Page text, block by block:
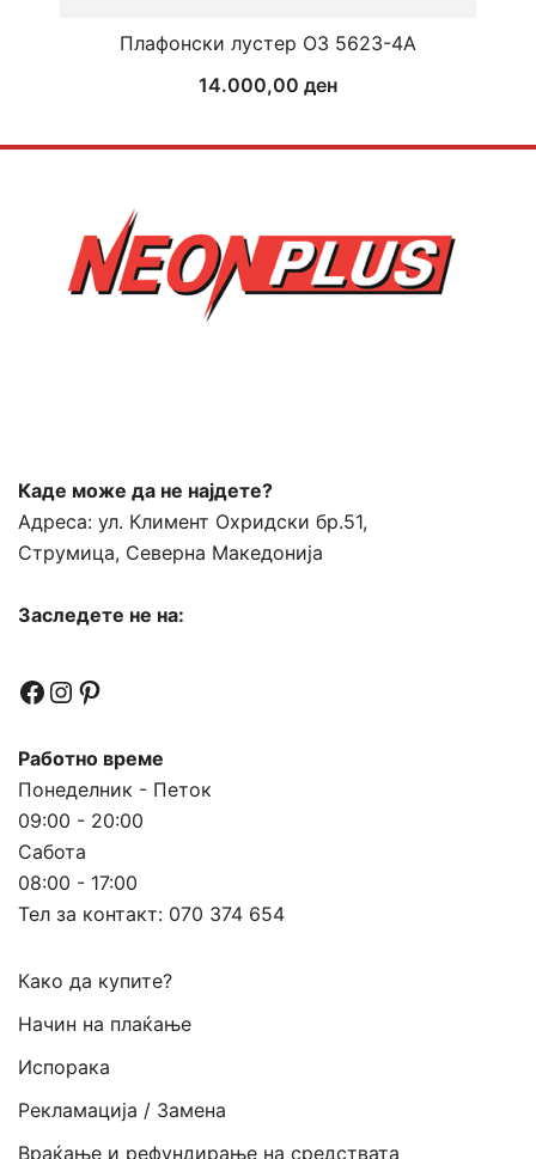
Плафонски лустер ОЗ 5623-4А
14.000,00 ден
Каде може да не најдете?
Адреса: ул. Климент Охридски бр.51,
Струмица, Северна Македонија
Заследете не на:
Facebook
Instagram
Pinterest
Работно време
Понеделник - Петок
09:00 - 20:00
Сабота
08:00 - 17:00
Тел за контакт: 070 374 654
Како да купите?
Начин на плаќање
Испорака
Рекламација / Замена
Враќање и рефундирање на средствата